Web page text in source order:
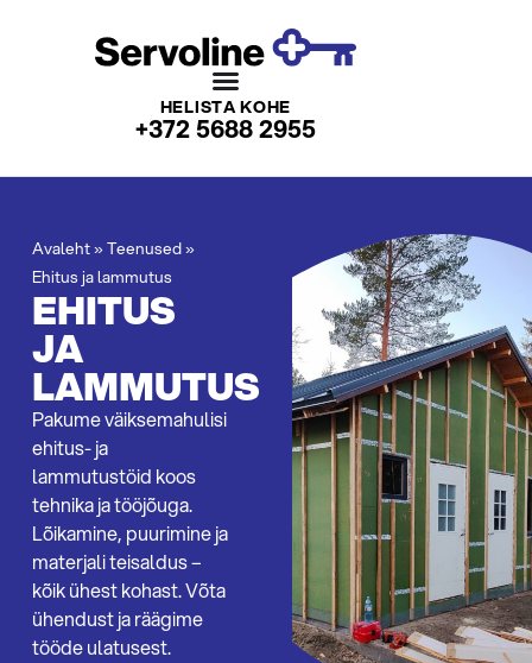
HELISTA KOHE
+372 5688 2955
Avaleht»Teenused»
Ehitus ja lammutus
EHITUS
JA
LAMMUTUS
Pakume väiksemahulisi
ehitus- ja
lammutustöid koos
tehnika ja tööjõuga.
Lõikamine, puurimine ja
materjali teisaldus –
kõik ühest kohast. Võta
ühendust ja räägime
tööde ulatusest.